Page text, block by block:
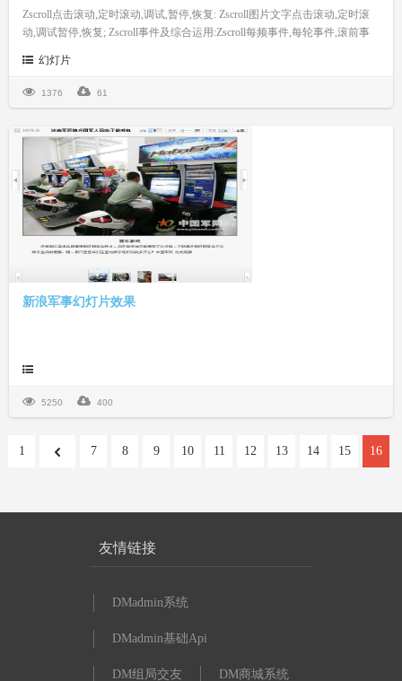
Zscroll点击滚动,定时滚动,调试,暂停,恢复: Zscroll图片文字点击滚动,定时滚
动,调试暂停,恢复; Zscroll事件及综合运用:Zscroll每频事件,每轮事件,滚前事
幻灯片
1376 61
新浪军事幻灯片效果
5250 400
1 7 8 9 10 11 12 13 14 15 16
友情链接
DMadmin系统
DMadmin基础Api
DM组局交友 DM商城系统